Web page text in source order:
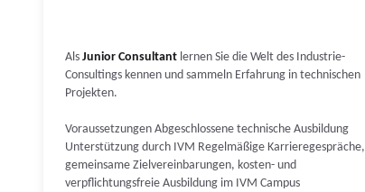
Als Junior Consultant lernen Sie die Welt des Industrie-
Consultings kennen und sammeln Erfahrung in technischen
Projekten.
Voraussetzungen Abgeschlossene technische Ausbildung
Unterstützung durch IVM Regelmäßige Karrieregespräche,
gemeinsame Zielvereinbarungen, kosten- und
verpflichtungsfreie Ausbildung im IVM Campus